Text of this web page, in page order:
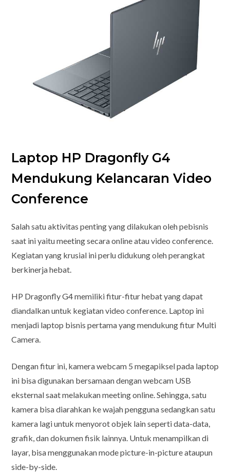
Laptop HP Dragonfly G4
Mendukung Kelancaran Video
Conference
Salah satu aktivitas penting yang dilakukan oleh pebisnis
saat ini yaitu meeting secara online atau video conference.
Kegiatan yang krusial ini perlu didukung oleh perangkat
berkinerja hebat.
HP Dragonfly G4 memiliki fitur-fitur hebat yang dapat
diandalkan untuk kegiatan video conference. Laptop ini
menjadi laptop bisnis pertama yang mendukung fitur Multi
Camera.
Dengan fitur ini, kamera webcam 5 megapiksel pada laptop
ini bisa digunakan bersamaan dengan webcam USB
eksternal saat melakukan meeting online. Sehingga, satu
kamera bisa diarahkan ke wajah pengguna sedangkan satu
kamera lagi untuk menyorot objek lain seperti data-data,
grafik, dan dokumen fisik lainnya. Untuk menampilkan di
layar, bisa menggunakan mode picture-in-picture ataupun
side-by-side.